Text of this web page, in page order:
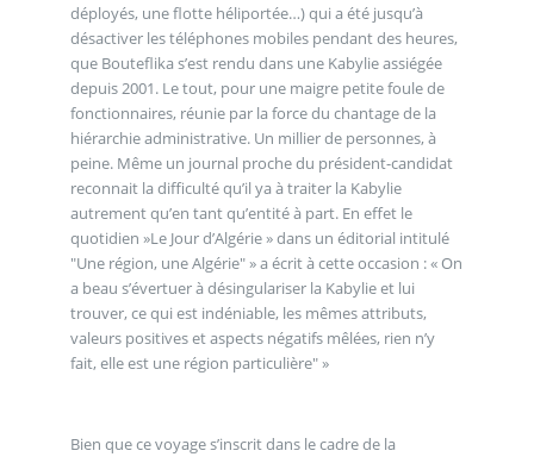
déployés, une flotte héliportée…) qui a été jusqu’à
désactiver les téléphones mobiles pendant des heures,
que Bouteflika s’est rendu dans une Kabylie assiégée
depuis 2001. Le tout, pour une maigre petite foule de
fonctionnaires, réunie par la force du chantage de la
hiérarchie administrative. Un millier de personnes, à
peine. Même un journal proche du président-candidat
reconnait la difficulté qu’il ya à traiter la Kabylie
autrement qu’en tant qu’entité à part. En effet le
quotidien »Le Jour d’Algérie » dans un éditorial intitulé
"Une région, une Algérie" » a écrit à cette occasion : « On
a beau s’évertuer à désingulariser la Kabylie et lui
trouver, ce qui est indéniable, les mêmes attributs,
valeurs positives et aspects négatifs mêlées, rien n’y
fait, elle est une région particulière" »
Bien que ce voyage s’inscrit dans le cadre de la